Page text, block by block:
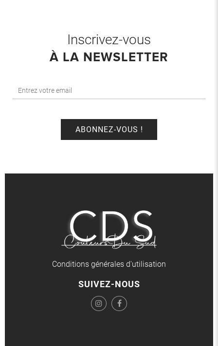
Inscrivez-vous
À LA NEWSLETTER
Conditions générales d'utilisation
SUIVEZ-NOUS